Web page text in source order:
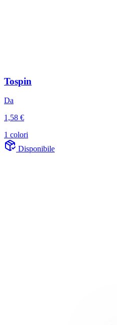
Tospin
Da
1,58 €
1 colori
Disponibile